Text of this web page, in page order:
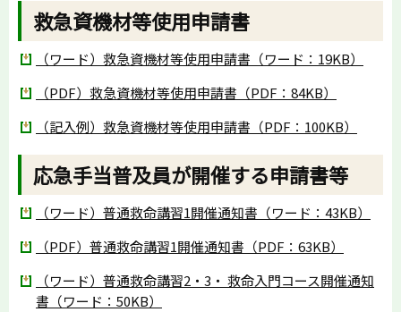
救急資機材等使用申請書
（ワード）救急資機材等使用申請書（ワード：19KB）
（PDF）救急資機材等使用申請書（PDF：84KB）
（記入例）救急資機材等使用申請書（PDF：100KB）
応急手当普及員が開催する申請書等
（ワード）普通救命講習1開催通知書（ワード：43KB）
（PDF）普通救命講習1開催通知書（PDF：63KB）
（ワード）普通救命講習2・3・ 救命入門コース開催通知
書（ワード：50KB）